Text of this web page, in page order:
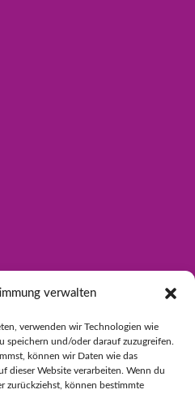
verwalten
verwenden wir Technologien wie
speichern und/oder darauf zuzugreifen.
können wir Daten wie das
dieser Website verarbeiten. Wenn du
zurückziehst, können bestimmte